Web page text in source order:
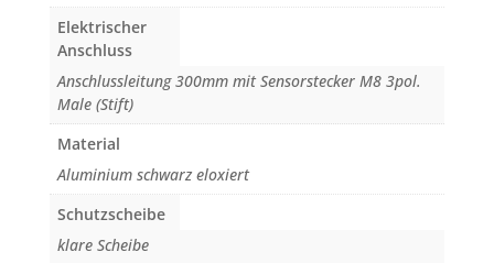
Elektrischer
Anschluss
Anschlussleitung 300mm mit Sensorstecker M8 3pol.
Male (Stift)
Material
Aluminium schwarz eloxiert
Schutzscheibe
klare Scheibe